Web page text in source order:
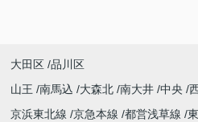
大田区 品川区
山王 南馬込 大森北 南大井 中央
京浜東北線 京急本線 都営浅草線